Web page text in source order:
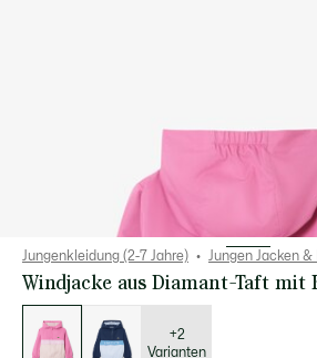
Jungenkleidung (2-7 Jahre) Jungen Jacken &
Windjacke aus Diamant-Taft mit
Varianten
+2
Varianten